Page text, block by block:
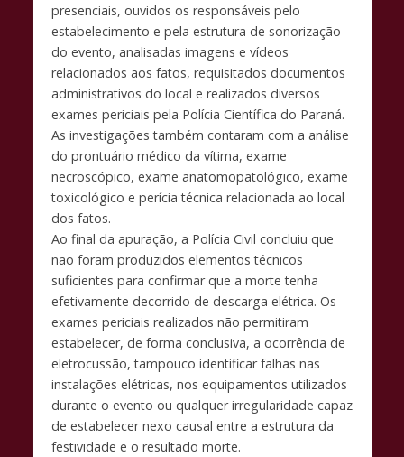
presenciais, ouvidos os responsáveis pelo
estabelecimento e pela estrutura de sonorização
do evento, analisadas imagens e vídeos
relacionados aos fatos, requisitados documentos
administrativos do local e realizados diversos
exames periciais pela Polícia Científica do Paraná.
As investigações também contaram com a análise
do prontuário médico da vítima, exame
necroscópico, exame anatomopatológico, exame
toxicológico e perícia técnica relacionada ao local
dos fatos.
Ao final da apuração, a Polícia Civil concluiu que
não foram produzidos elementos técnicos
suficientes para confirmar que a morte tenha
efetivamente decorrido de descarga elétrica. Os
exames periciais realizados não permitiram
estabelecer, de forma conclusiva, a ocorrência de
eletrocussão, tampouco identificar falhas nas
instalações elétricas, nos equipamentos utilizados
durante o evento ou qualquer irregularidade capaz
de estabelecer nexo causal entre a estrutura da
festividade e o resultado morte.